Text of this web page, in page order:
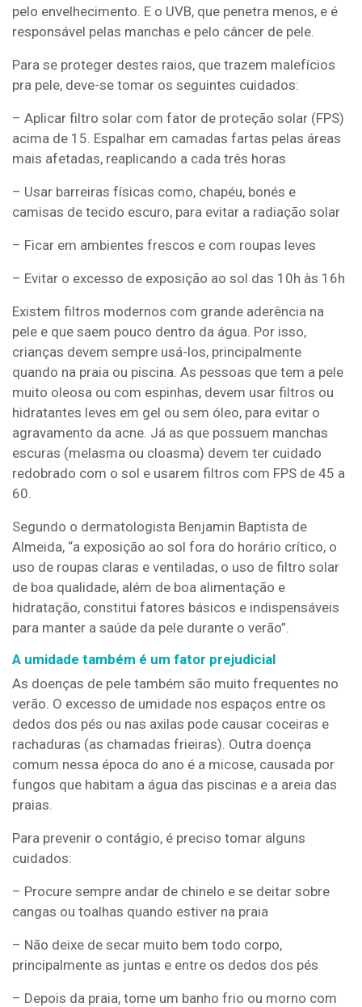
pelo envelhecimento. E o UVB, que penetra menos, e é
responsável pelas manchas e pelo câncer de pele.
Para se proteger destes raios, que trazem malefícios
pra pele, deve-se tomar os seguintes cuidados:
– Aplicar filtro solar com fator de proteção solar (FPS)
acima de 15. Espalhar em camadas fartas pelas áreas
mais afetadas, reaplicando a cada três horas
– Usar barreiras físicas como, chapéu, bonés e
camisas de tecido escuro, para evitar a radiação solar
– Ficar em ambientes frescos e com roupas leves
– Evitar o excesso de exposição ao sol das 10h às 16h
Existem filtros modernos com grande aderência na
pele e que saem pouco dentro da água. Por isso,
crianças devem sempre usá-los, principalmente
quando na praia ou piscina. As pessoas que tem a pele
muito oleosa ou com espinhas, devem usar filtros ou
hidratantes leves em gel ou sem óleo, para evitar o
agravamento da acne. Já as que possuem manchas
escuras (melasma ou cloasma) devem ter cuidado
redobrado com o sol e usarem filtros com FPS de 45 a
60.
Segundo o dermatologista Benjamin Baptista de
Almeida, “a exposição ao sol fora do horário crítico, o
uso de roupas claras e ventiladas, o uso de filtro solar
de boa qualidade, além de boa alimentação e
hidratação, constitui fatores básicos e indispensáveis
para manter a saúde da pele durante o verão”.
A umidade também é um fator prejudicial
As doenças de pele também são muito frequentes no
verão. O excesso de umidade nos espaços entre os
dedos dos pés ou nas axilas pode causar coceiras e
rachaduras (as chamadas frieiras). Outra doença
comum nessa época do ano é a micose, causada por
fungos que habitam a água das piscinas e a areia das
praias.
Para prevenir o contágio, é preciso tomar alguns
cuidados:
– Procure sempre andar de chinelo e se deitar sobre
cangas ou toalhas quando estiver na praia
– Não deixe de secar muito bem todo corpo,
principalmente as juntas e entre os dedos dos pés
– Depois da praia, tome um banho frio ou morno com